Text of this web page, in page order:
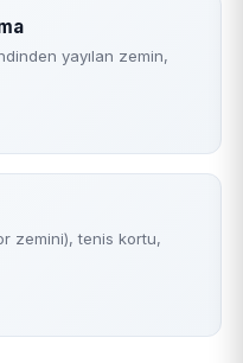
yayılan zemin,
zemini), tenis kortu,